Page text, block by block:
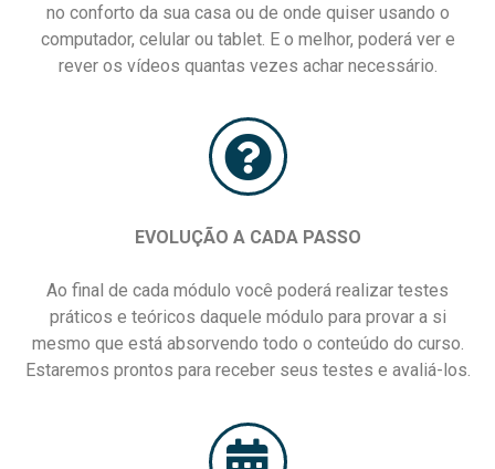
no conforto da sua casa ou de onde quiser usando o
computador, celular ou tablet. E o melhor, poderá ver e
rever os vídeos quantas vezes achar necessário.
EVOLUÇÃO A CADA PASSO
Ao final de cada módulo você poderá realizar testes
práticos e teóricos daquele módulo para provar a si
mesmo que está absorvendo todo o conteúdo do curso.
Estaremos prontos para receber seus testes e avaliá-los.